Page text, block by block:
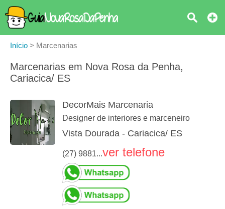
Início > Marcenarias
Marcenarias em Nova Rosa da Penha,
Cariacica/ ES
DecorMais Marcenaria
Designer de interiores e marceneiro
Vista Dourada - Cariacica/ ES
(27) 9881...ver telefone